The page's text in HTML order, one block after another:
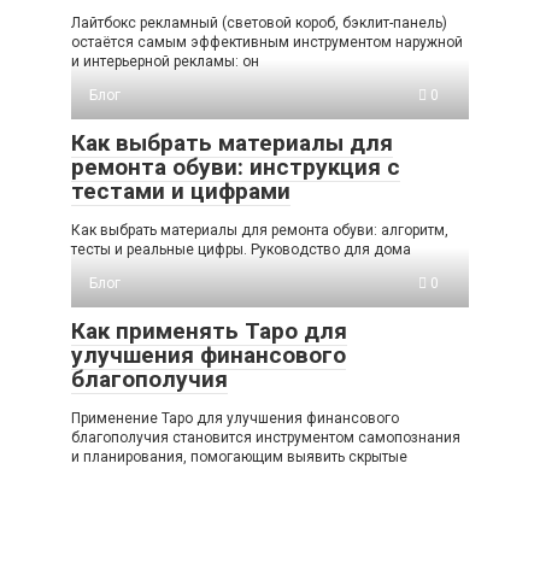
Лайтбокс рекламный (световой короб, бэклит-панель)
остаётся самым эффективным инструментом наружной
и интерьерной рекламы: он
Блог
0
Как выбрать материалы для
ремонта обуви: инструкция с
тестами и цифрами
Как выбрать материалы для ремонта обуви: алгоритм,
тесты и реальные цифры. Руководство для дома
Блог
0
Как применять Таро для
улучшения финансового
благополучия
Применение Таро для улучшения финансового
благополучия становится инструментом самопознания
и планирования, помогающим выявить скрытые